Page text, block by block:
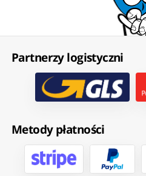
Partnerzy logistyczni
Metody płatności